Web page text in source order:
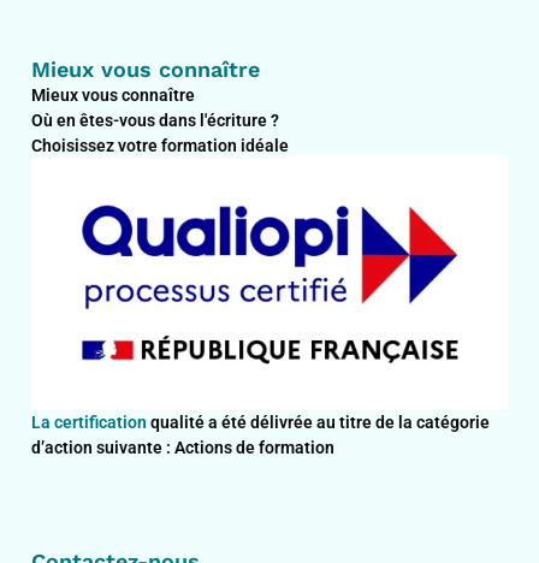
Mieux vous connaître
Mieux vous connaître
Où en êtes-vous dans l'écriture ?
Choisissez votre formation idéale
La certificationqualité a été délivrée au titre de la catégorie
d’action suivante : Actions de formation